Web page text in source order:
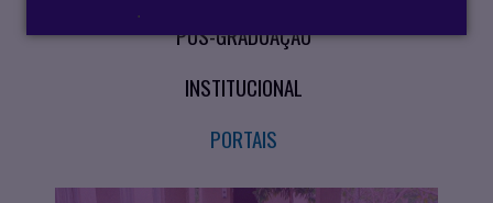
.
PÓS-GRADUAÇÃO
INSTITUCIONAL
PORTAIS